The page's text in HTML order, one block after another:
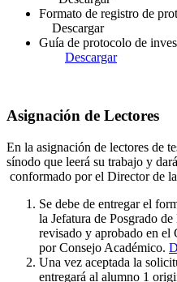
Formato de registro de
Descargar
Guía de
Descargar
Asignación de Lectores
En la asignación de lectores de
sínodo que leerá su trabajo y
conformado por el Director de
Se debe de entregar el
la Jefatura de Posgrado
revisado y aprobado en el
por Consejo Académico.
Una vez aceptada la
entregará al alumno 1